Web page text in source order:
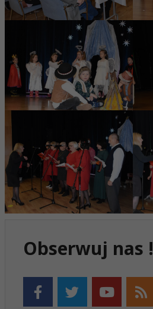
Obserwuj nas !